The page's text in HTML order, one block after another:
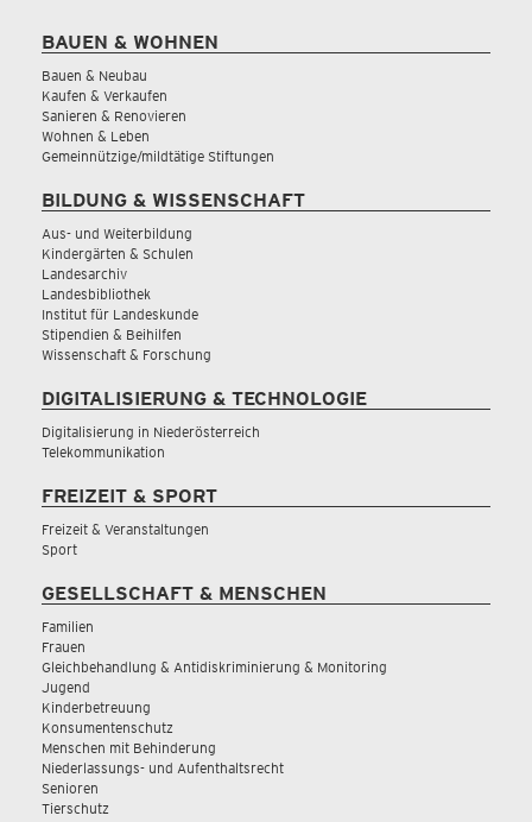
BAUEN & WOHNEN
Bauen & Neubau
Kaufen & Verkaufen
Sanieren & Renovieren
Wohnen & Leben
Gemeinnützige/mildtätige Stiftungen
BILDUNG & WISSENSCHAFT
Aus- und Weiterbildung
Kindergärten & Schulen
Landesarchiv
Landesbibliothek
Institut für Landeskunde
Stipendien & Beihilfen
Wissenschaft & Forschung
DIGITALISIERUNG & TECHNOLOGIE
Digitalisierung in Niederösterreich
Telekommunikation
FREIZEIT & SPORT
Freizeit & Veranstaltungen
Sport
GESELLSCHAFT & MENSCHEN
Familien
Frauen
Gleichbehandlung & Antidiskriminierung & Monitoring
Jugend
Kinderbetreuung
Konsumentenschutz
Menschen mit Behinderung
Niederlassungs- und Aufenthaltsrecht
Senioren
Tierschutz